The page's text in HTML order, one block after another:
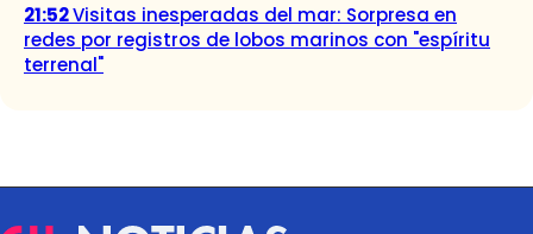
21:52Visitas inesperadas del mar: Sorpresa en
redes por registros de lobos marinos con "espíritu
terrenal"